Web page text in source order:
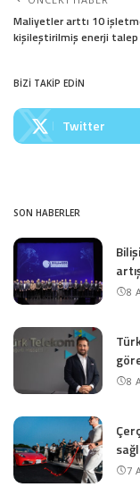
Maliyetler arttı 10
kişileştirilmiş enerji
BİZİ TAKİP EDİN
Twitter
SON HABERLER
8
8
7